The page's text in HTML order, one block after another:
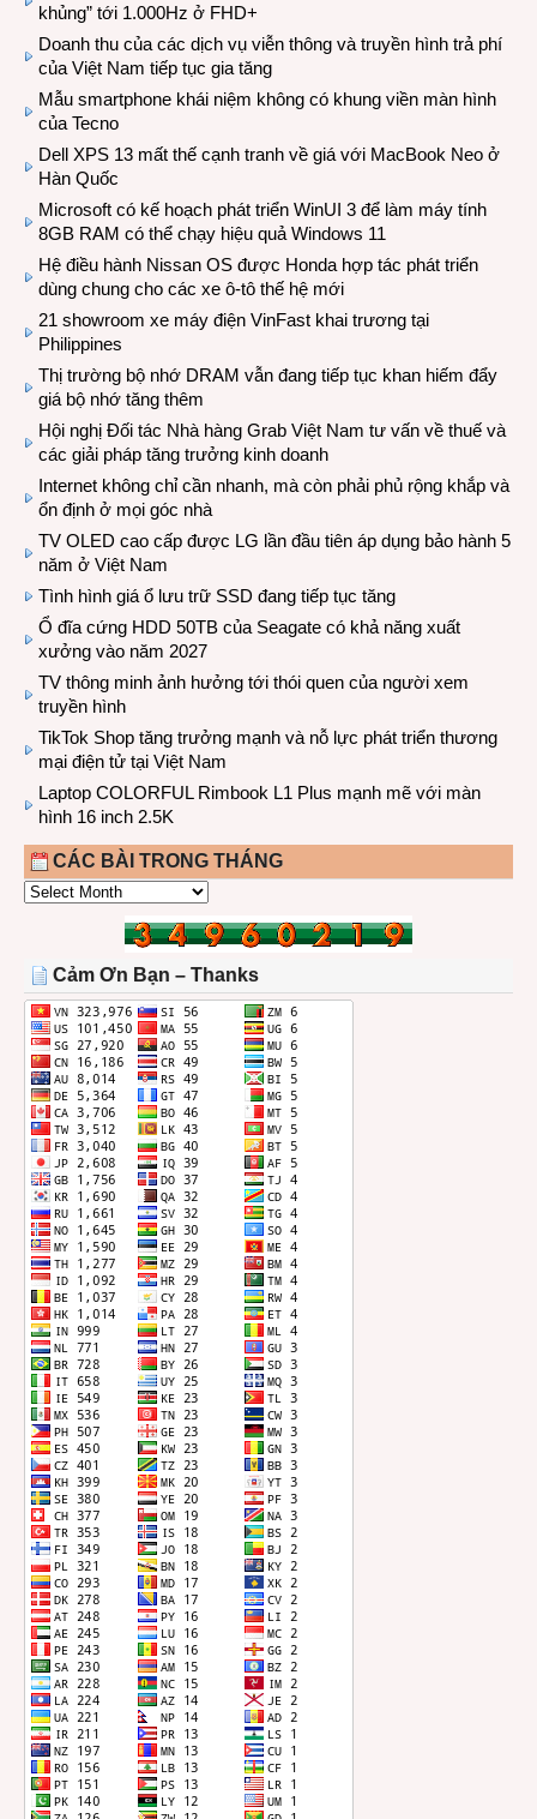
khủng” tới 1.000Hz ở FHD+
Doanh thu của các dịch vụ viễn thông và truyền hình trả phí
của Việt Nam tiếp tục gia tăng
Mẫu smartphone khái niệm không có khung viền màn hình
của Tecno
Dell XPS 13 mất thế cạnh tranh về giá với MacBook Neo ở
Hàn Quốc
Microsoft có kế hoạch phát triển WinUI 3 để làm máy tính
8GB RAM có thể chạy hiệu quả Windows 11
Hệ điều hành Nissan OS được Honda hợp tác phát triển
dùng chung cho các xe ô-tô thế hệ mới
21 showroom xe máy điện VinFast khai trương tại
Philippines
Thị trường bộ nhớ DRAM vẫn đang tiếp tục khan hiếm đẩy
giá bộ nhớ tăng thêm
Hội nghị Đối tác Nhà hàng Grab Việt Nam tư vấn về thuế và
các giải pháp tăng trưởng kinh doanh
Internet không chỉ cần nhanh, mà còn phải phủ rộng khắp và
ổn định ở mọi góc nhà
TV OLED cao cấp được LG lần đầu tiên áp dụng bảo hành 5
năm ở Việt Nam
Tình hình giá ổ lưu trữ SSD đang tiếp tục tăng
Ổ đĩa cứng HDD 50TB của Seagate có khả năng xuất
xưởng vào năm 2027
TV thông minh ảnh hưởng tới thói quen của người xem
truyền hình
TikTok Shop tăng trưởng mạnh và nỗ lực phát triển thương
mại điện tử tại Việt Nam
Laptop COLORFUL Rimbook L1 Plus mạnh mẽ với màn
hình 16 inch 2.5K
CÁC BÀI TRONG THÁNG
CÁC
THÁNG
Cảm Ơn Bạn – Thanks